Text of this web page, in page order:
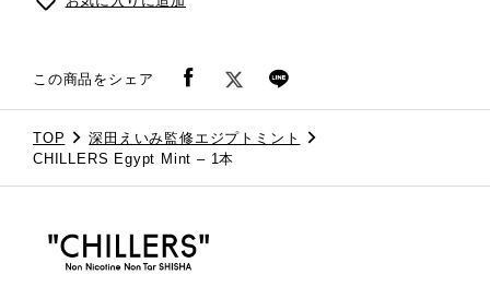
この商品をシェア
TOP
深田えいみ監修エジプトミント
CHILLERS Egypt Mint – 1本